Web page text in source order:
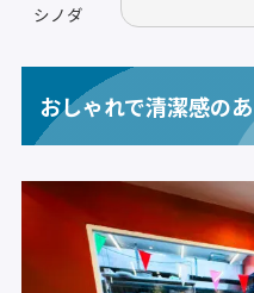
シノダ
おしゃれで清潔感の